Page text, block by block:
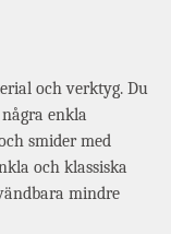
och verktyg. Du
enkla
smider med
och klassiska
mindre